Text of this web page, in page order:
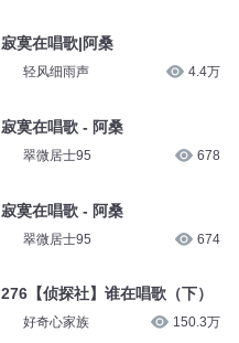
寂寞在唱歌|阿桑
轻风细雨声 4.4万
寂寞在唱歌 - 阿桑
翠微居士95 678
寂寞在唱歌 - 阿桑
翠微居士95 674
276【侦探社】谁在唱歌（下）
好奇心家族 150.3万